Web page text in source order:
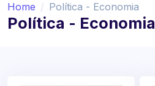
Home Política - Economia
Política - Economia